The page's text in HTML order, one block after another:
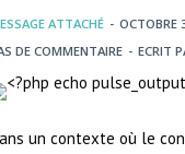
ATTACHÉ - OCTOBRE
DE COMMENTAIRE - ECRIT
un contexte où le